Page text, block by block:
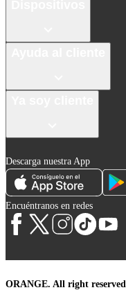
Descarga nuestra App
Encuéntranos en redes
ORANGE. All right reserved